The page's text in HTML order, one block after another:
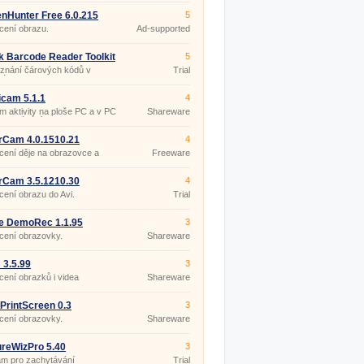
Free 6.0.215
obrazu.
5
Ad-supported
Barcode Reader Toolkit
čárových kódů v
5
Trial
5.1.1
aktivity na ploše PC a v PC
(nahrávání obrazovky)
4
Shareware
4.0.1510.21
děje na obrazovce a
4
Freeware
3.5.1210.30
obrazu do Avi.
4
Trial
DemoRec 1.1.95
obrazovky.
3
Shareware
3.5.99
obrazků i videa
3
Shareware
0.3
obrazovky.
3
Shareware
5.40
pro zachytávání
3
Trial